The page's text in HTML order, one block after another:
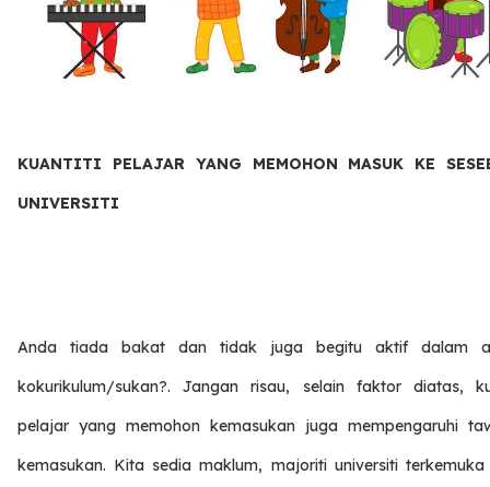
KUANTITI PELAJAR YANG MEMOHON MASUK KE
UNIVERSITI
Anda tiada bakat dan tidak juga begitu aktif dalam
kokurikulum/sukan?. Jangan risau, selain faktor diatas,
pelajar yang memohon kemasukan juga mempengaruhi
kemasukan. Kita sedia maklum, majoriti universiti terkemuka